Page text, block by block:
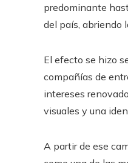
predominante
del país, abriendo
El efecto se hizo
compañías de
intereses
visuales y una
A partir de ese